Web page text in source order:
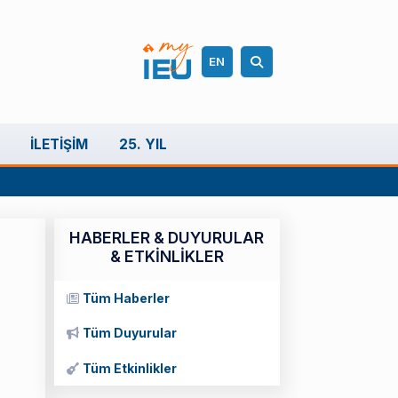
EN
İLETIŞIM 25. YIL
HABERLER & DUYURULAR
& ETKİNLİKLER
Tüm Haberler
Tüm Duyurular
Tüm Etkinlikler